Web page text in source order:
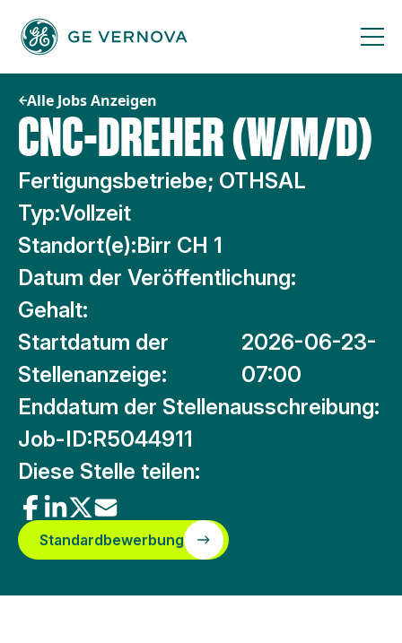
Inhalt
springen
Alle Jobs Anzeigen
CNC-DREHER (W/M/D)
Fertigungsbetriebe; OTHSAL
Typ:Vollzeit
Standort(e):Birr CH 1
Datum der Veröffentlichung:
Gehalt:
Startdatum der
Stellenanzeige:
2026-06-23-
07:00
Enddatum der Stellenausschreibung:
Job-ID:R5044911
Diese Stelle teilen:
Standardbewerbung